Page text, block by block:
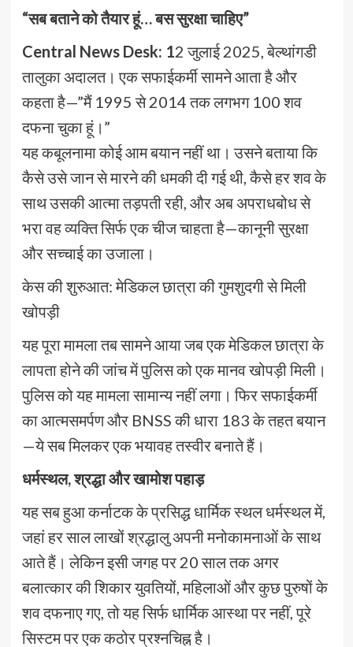
“सब बताने को तैयार हूं… बस सुरक्षा चाहिए”
Central News Desk: 12 जुलाई 2025, बेल्थांगडी
तालुका अदालत। एक सफाईकर्मी सामने आता है और
कहता है—”मैं 1995 से 2014 तक लगभग 100 शव
दफना चुका हूं।”
यह कबूलनामा कोई आम बयान नहीं था। उसने बताया कि
कैसे उसे जान से मारने की धमकी दी गई थी, कैसे हर शव के
साथ उसकी आत्मा तड़पती रही, और अब अपराधबोध से
भरा वह व्यक्ति सिर्फ एक चीज चाहता है—कानूनी सुरक्षा
और सच्चाई का उजाला।
केस की शुरुआत: मेडिकल छात्रा की गुमशुदगी से मिली
खोपड़ी
यह पूरा मामला तब सामने आया जब एक मेडिकल छात्रा के
लापता होने की जांच में पुलिस को एक मानव खोपड़ी मिली।
पुलिस को यह मामला सामान्य नहीं लगा। फिर सफाईकर्मी
का आत्मसमर्पण और BNSS की धारा 183 के तहत बयान
—ये सब मिलकर एक भयावह तस्वीर बनाते हैं।
धर्मस्थल, श्रद्धा और खामोश पहाड़
यह सब हुआ कर्नाटक के प्रसिद्ध धार्मिक स्थल धर्मस्थल में,
जहां हर साल लाखों श्रद्धालु अपनी मनोकामनाओं के साथ
आते हैं। लेकिन इसी जगह पर 20 साल तक अगर
बलात्कार की शिकार युवतियों, महिलाओं और कुछ पुरुषों के
शव दफनाए गए, तो यह सिर्फ धार्मिक आस्था पर नहीं, पूरे
सिस्टम पर एक कठोर प्रश्नचिह्न है।